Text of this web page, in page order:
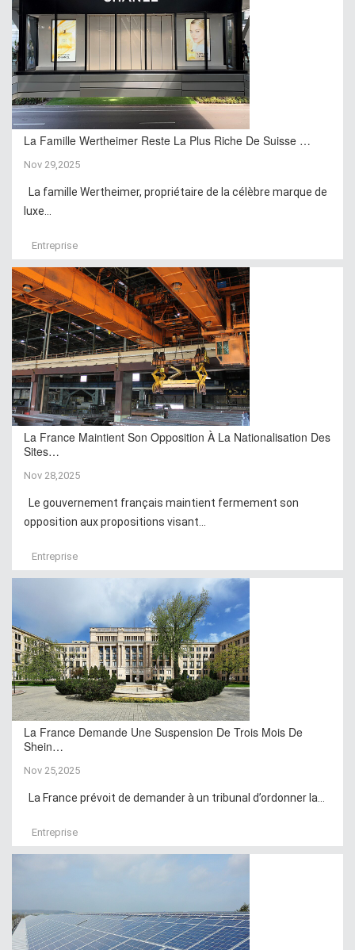
La Famille Wertheimer Reste La Plus Riche De Suisse …
Nov 29,2025
La famille Wertheimer, propriétaire de la célèbre marque de
luxe...
Entreprise
La France Maintient Son Opposition À La Nationalisation Des
Sites…
Nov 28,2025
Le gouvernement français maintient fermement son
opposition aux propositions visant...
Entreprise
La France Demande Une Suspension De Trois Mois De
Shein…
Nov 25,2025
La France prévoit de demander à un tribunal d’ordonner la...
Entreprise